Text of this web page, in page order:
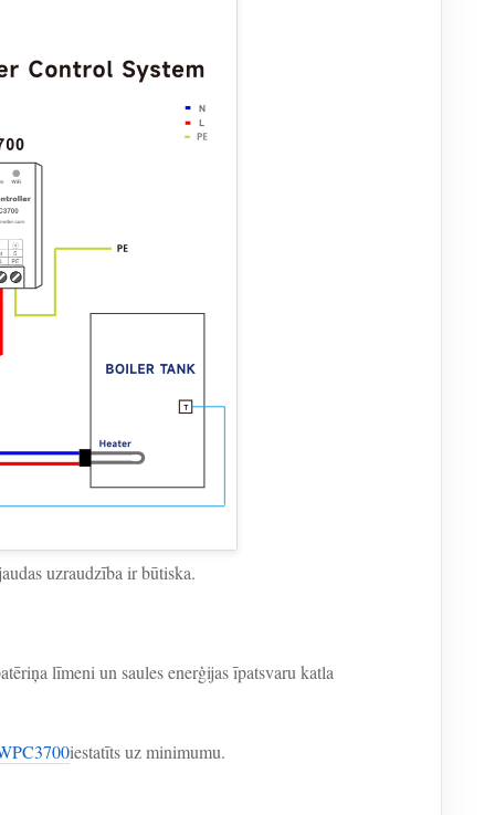
uzraudzība ir būtiska.
līmeni un saules enerģijas īpatsvaru katla
iestatīts uz minimumu.